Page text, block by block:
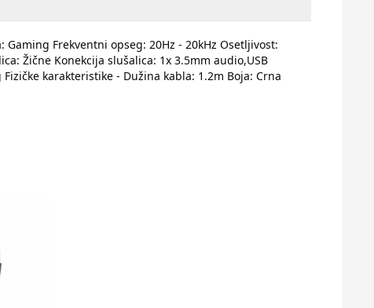
Frekventni opseg: 20Hz - 20kHz Osetljivost:
Žične Konekcija slušalica: 1x 3.5mm audio,USB
karakteristike - Dužina kabla: 1.2m Boja: Crna